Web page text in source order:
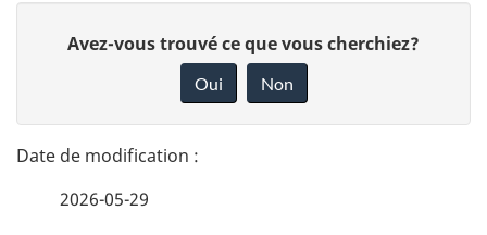
t
a
n
Avez-vous trouvé ce que vous cherchiez?
Oui Non
2026-05-29